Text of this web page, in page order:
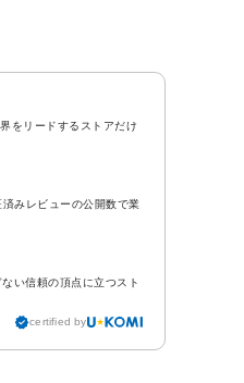
をリードするストアだけ
みレビューの公開数で業
い信頼の頂点に立つスト
certified by